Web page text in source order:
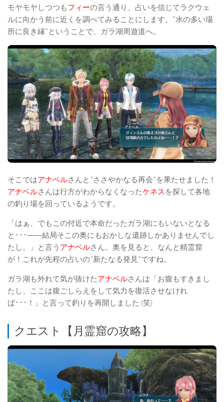
モヤモヤしつつもフィーの言う通り、占いを信じてラクウェ
ルに向かう前に近くを調べてみることにします。”水の多い場
所に良き縁”ということで、ガラ湖周遊道へ。
そこではアナベルさんと”ささやかなる再会”を果たせました！
アナベルさんは行方がわからなくなったケネス を探して各地
の釣り場を回っているようです。
「はぁ、でもこの付近で本命だったガラ湖にもいないとなる
と･･･――結局そこの奥にもおかしな遺跡しかありませんでし
たし。」と言う アナベルさん。奥を見ると、なんと精霊窟
が！これが先程の占いの”新たなる発見”ですね。
ガラ湖も外れて気が抜けたアナベルさんは「お腹もすきまし
たし、ここは腹ごしらえをして気力を復活させなけれ
ば･･･！」と言って釣りを再開しました (笑)
クエスト【月霊窟の攻略】